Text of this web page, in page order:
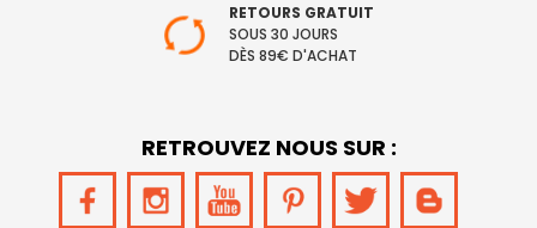
RETOURS GRATUIT
SOUS 30 JOURS
DÈS 89€ D'ACHAT
RETROUVEZ NOUS SUR :